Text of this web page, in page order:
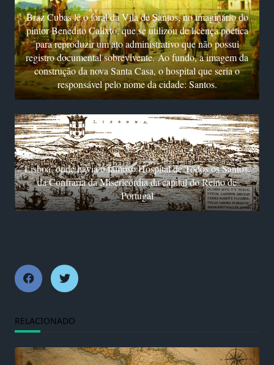
Braz Cubas lê o foral da Vila de Santos, no imaginário do
pintor Benedito Calixto, que se utilizou de licença poética
para reproduzir um ato administrativo que não possui
registro documental sobrevivente. Ao fundo, a imagem da
construção da nova Santa Casa, o hospital que seria o
responsável pelo nome da cidade: Santos.
Lisboa, onde havia o famoso Hospital de Todos os Santos,
da Confraria da Misericórdia da capital do Reino de
Portugal
RELACIONADO